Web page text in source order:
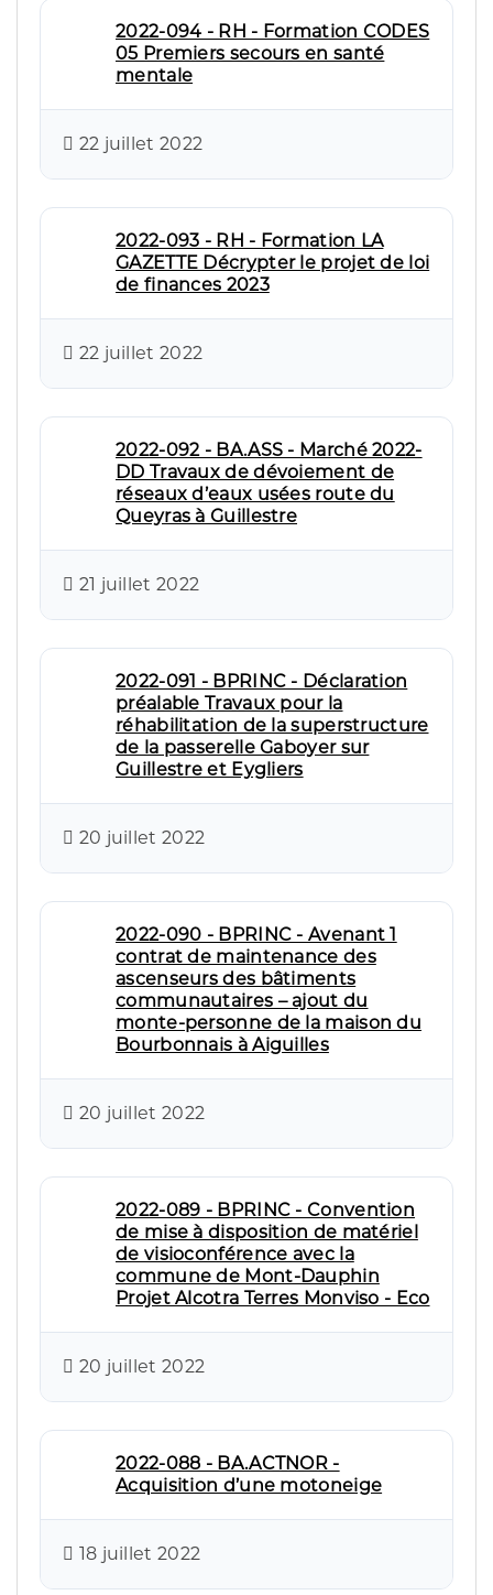
2022-094 - RH - Formation CODES
05 Premiers secours en santé
mentale
22 juillet 2022
2022-093 - RH - Formation LA
GAZETTE Décrypter le projet de loi
de finances 2023
22 juillet 2022
2022-092 - BA.ASS - Marché 2022-
DD Travaux de dévoiement de
réseaux d’eaux usées route du
Queyras à Guillestre
21 juillet 2022
2022-091 - BPRINC - Déclaration
préalable Travaux pour la
réhabilitation de la superstructure
de la passerelle Gaboyer sur
Guillestre et Eygliers
20 juillet 2022
2022-090 - BPRINC - Avenant 1
contrat de maintenance des
ascenseurs des bâtiments
communautaires – ajout du
monte-personne de la maison du
Bourbonnais à Aiguilles
20 juillet 2022
2022-089 - BPRINC - Convention
de mise à disposition de matériel
de visioconférence avec la
commune de Mont-Dauphin
Projet Alcotra Terres Monviso - Eco
20 juillet 2022
2022-088 - BA.ACTNOR -
Acquisition d’une motoneige
18 juillet 2022